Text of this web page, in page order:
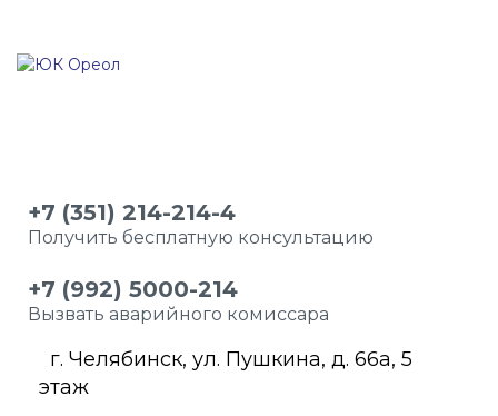
+7 (351) 214-214-4
Получить бесплатную консультацию
+7 (992) 5000-214
Вызвать аварийного комиссара
г. Челябинск, ул. Пушкина, д. 66а, 5
этаж